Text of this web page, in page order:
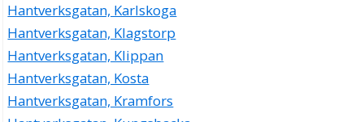
Hantverksgatan, Karlskoga
Hantverksgatan, Klagstorp
Hantverksgatan, Klippan
Hantverksgatan, Kosta
Hantverksgatan, Kramfors